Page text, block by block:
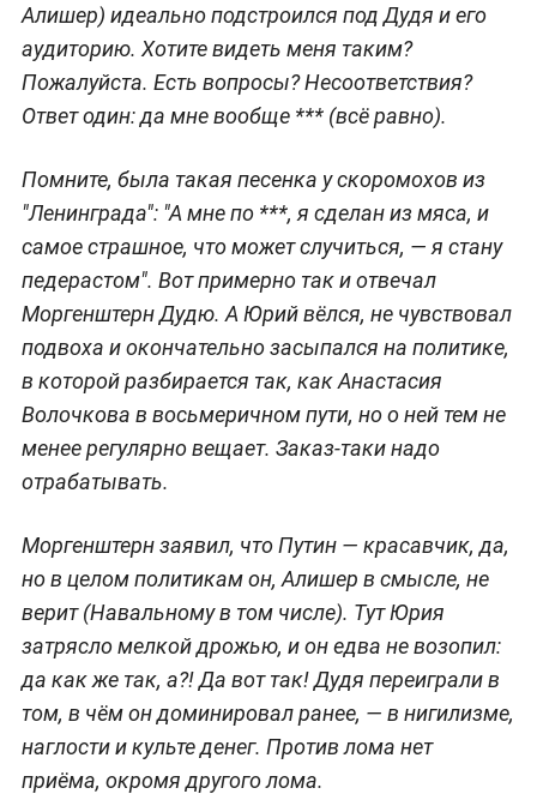
Алишер) идеально подстроился под Дудя и его
аудиторию. Хотите видеть меня таким?
Пожалуйста. Есть вопросы? Несоответствия?
Ответ один: да мне вообще *** (всё равно).
Помните, была такая песенка у скоромохов из
"Ленинграда": "А мне по ***, я сделан из мяса, и
самое страшное, что может случиться, — я стану
педерастом". Вот примерно так и отвечал
Моргенштерн Дудю. А Юрий вёлся, не чувствовал
подвоха и окончательно засыпался на политике,
в которой разбирается так, как Анастасия
Волочкова в восьмеричном пути, но о ней тем не
менее регулярно вещает. Заказ-таки надо
отрабатывать.
Моргенштерн заявил, что Путин — красавчик, да,
но в целом политикам он, Алишер в смысле, не
верит (Навальному в том числе). Тут Юрия
затрясло мелкой дрожью, и он едва не возопил:
да как же так, а?! Да вот так! Дудя переиграли в
том, в чём он доминировал ранее, — в нигилизме,
наглости и культе денег. Против лома нет
приёма, окромя другого лома.